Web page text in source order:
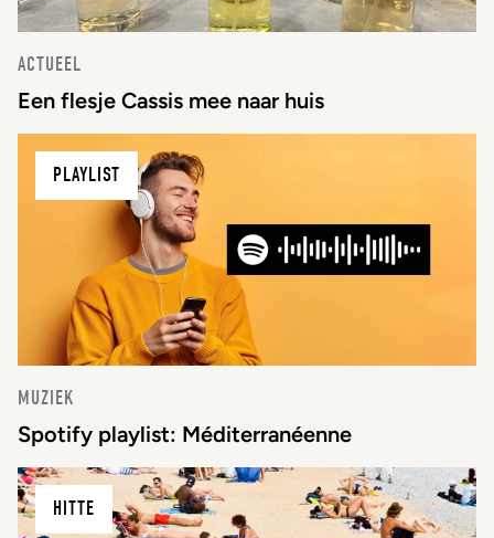
ACTUEEL
Een flesje Cassis mee naar huis
PLAYLIST
MUZIEK
Spotify playlist: Méditerranéenne
HITTE